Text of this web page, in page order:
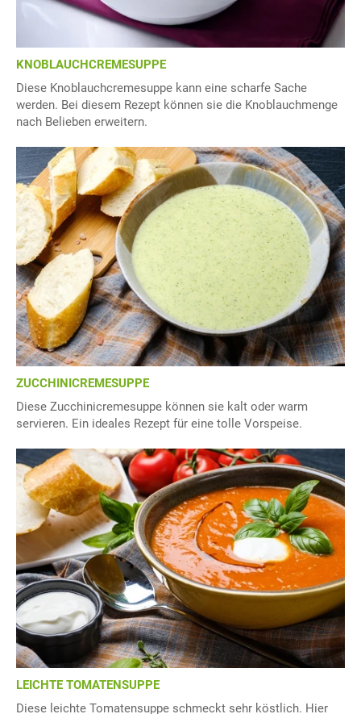
KNOBLAUCHCREMESUPPE
Diese Knoblauchcremesuppe kann eine scharfe Sache
werden. Bei diesem Rezept können sie die Knoblauchmenge
nach Belieben erweitern.
ZUCCHINICREMESUPPE
Diese Zucchinicremesuppe können sie kalt oder warm
servieren. Ein ideales Rezept für eine tolle Vorspeise.
LEICHTE TOMATENSUPPE
Diese leichte Tomatensuppe schmeckt sehr köstlich. Hier